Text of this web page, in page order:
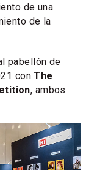
de una
de la
pabellón de
conThe
, ambos